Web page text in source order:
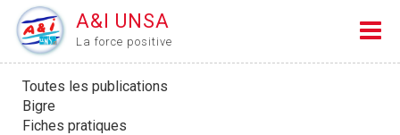
A&I UNSA
La force positive
Toutes les publications
Bigre
Fiches pratiques